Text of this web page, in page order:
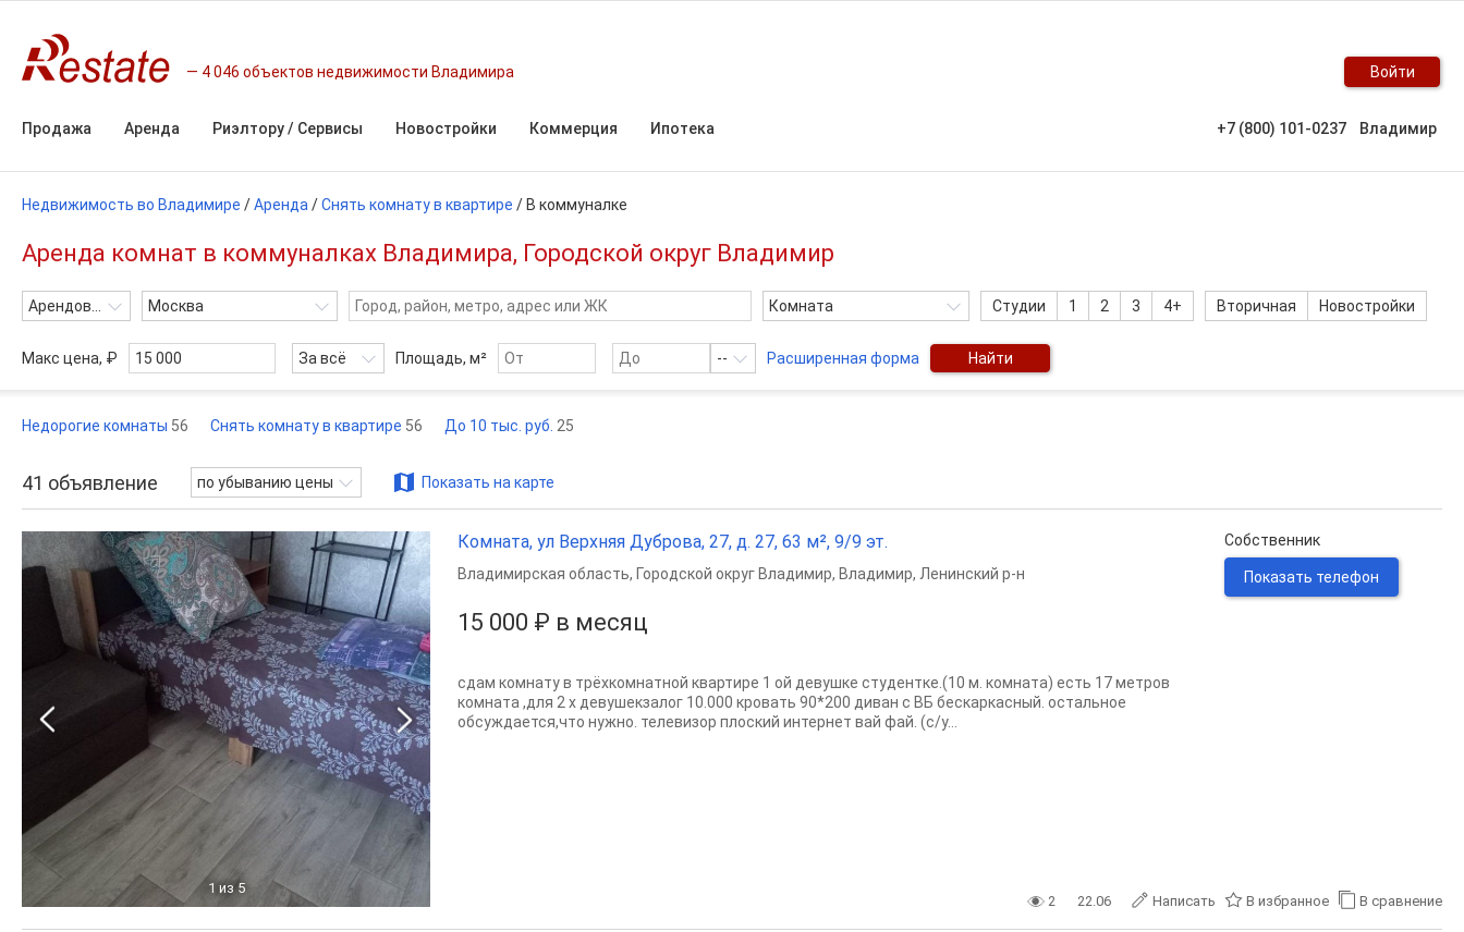
4 046 объектов недвижимости Владимира Войти
Продажа Аренда Риэлтору / Сервисы Новостройки Коммерция Ипотека +7 (800) 101-0237 Владимир
Недвижимость во Владимире /Аренда /Снять комнату в квартире / В коммуналке
Аренда комнат в коммуналках Владимира, Городской округ Владимир
Арендовать Москва Комната Студии 1 2 3 4+ Вторичная Новостройки
Макс цена, ₽ За всё Площадь, м² -- Расширенная форма Найти
Недорогие комнаты 56 Снять комнату в квартире 56 До 10 тыс. руб. 25
41 объявление по убыванию цены Показать на карте
1 из 5
Комната, ул Верхняя Дуброва, 27, д. 27, 63 м², 9/9 эт.
15 000 ₽ в месяц
Владимирская область, Городской округ Владимир, Владимир, Ленинский р-н
сдам комнату в трёхкомнатной квартире 1 ой девушке студентке.(10 м. комната) есть 17 метров
комната ,для 2 х девушекзалог 10.000 кровать 90*200 диван с ВБ бескаркасный. остальное
обсуждается,что нужно. телевизор плоский интернет вай фай. (с/у...
Собственник
Показать телефон
2 22.06 Написать В избранное В сравнение